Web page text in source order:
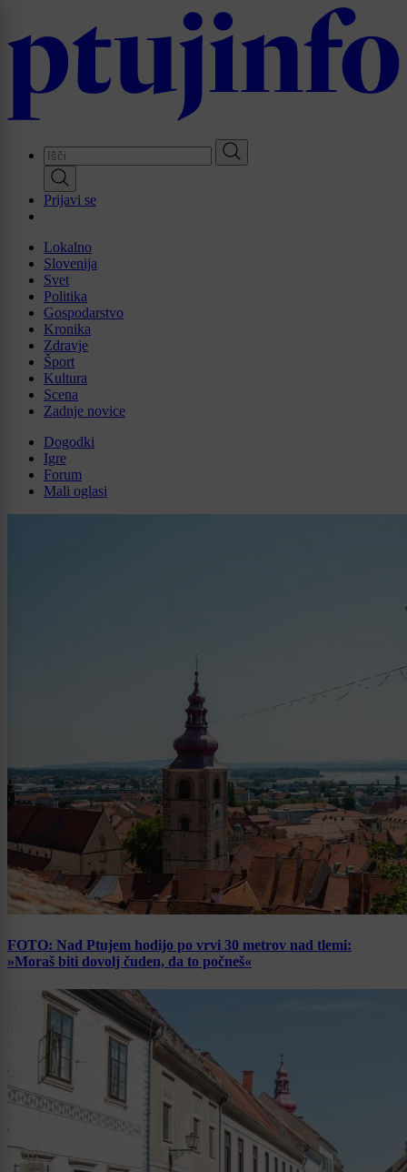
main
Prijavi se
Lokalno
Slovenija
Svet
Politika
Gospodarstvo
Kronika
Zdravje
Šport
Kultura
Scena
Zadnje novice
Dogodki
Igre
Forum
Mali oglasi
FOTO: Nad Ptujem hodijo po vrvi 30 metrov nad tlemi:
»Moraš biti dovolj čuden, da to počneš«